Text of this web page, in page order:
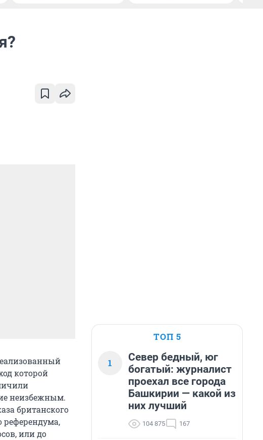
которой
неизбежным.
британского
референдума,
или до
ТОП 5
1
Север бедный, юг
богатый: журналист
проехал все города
Башкирии — какой из
них лучший
104 875 167